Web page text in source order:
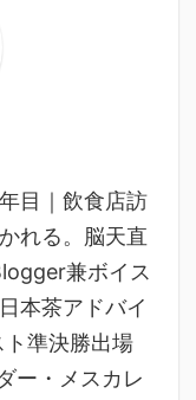
目｜飲食店訪
れる。脳天直
兼ボイス
本茶アドバイ
準決勝出場
ー・メスカレ